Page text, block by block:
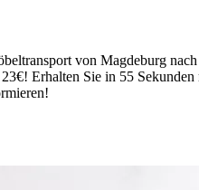
von Magdeburg
Erhalten Sie in 55 Sekunden